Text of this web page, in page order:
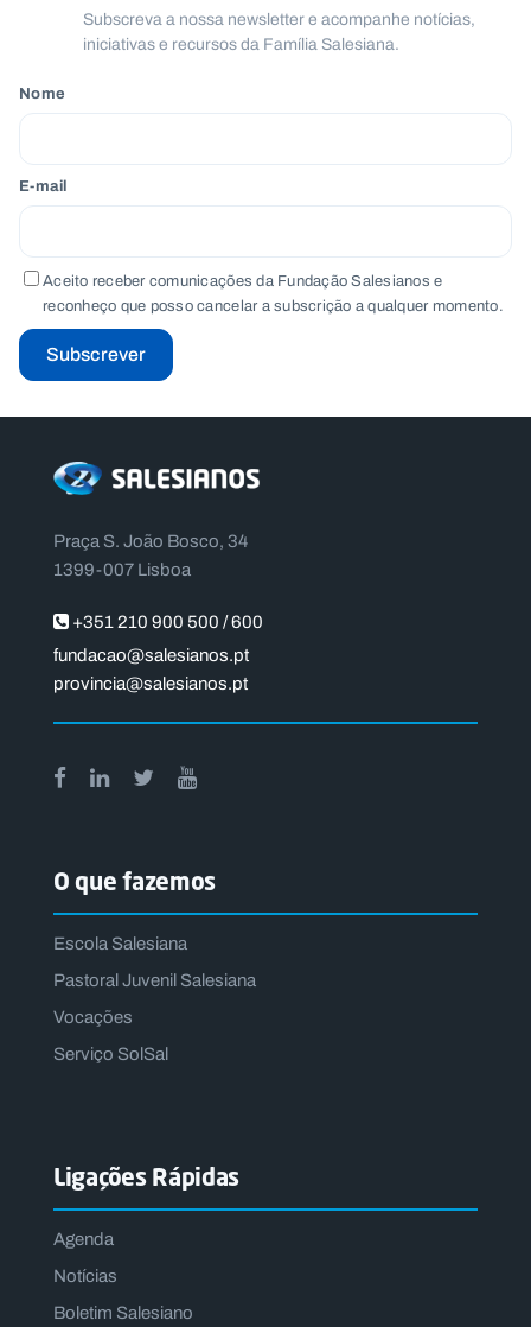
Subscreva a nossa newsletter e acompanhe notícias,
iniciativas e recursos da Família Salesiana.
Nome
E-mail
Aceito receber comunicações da Fundação Salesianos e
reconheço que posso cancelar a subscrição a qualquer momento.
Subscrever
Praça S. João Bosco, 34
1399-007 Lisboa
+351 210 900 500 / 600
fundacao@salesianos.pt
provincia@salesianos.pt
O que fazemos
Escola Salesiana
Pastoral Juvenil Salesiana
Vocações
Serviço SolSal
Ligações Rápidas
Agenda
Notícias
Boletim Salesiano